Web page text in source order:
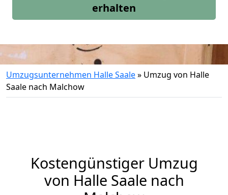
erhalten
Umzugsunternehmen Halle Saale» Umzug von Halle
Saale nach Malchow
Kostengünstiger Umzug
von Halle Saale nach